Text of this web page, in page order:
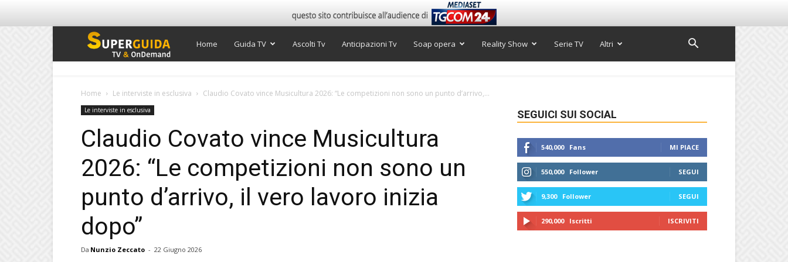
Super
Home Guida TV Ascolti Tv Anticipazioni Tv Soap opera Reality Show Serie TV Altri
Home Le interviste in esclusiva Claudio Covato vince Musicultura 2026: “Le competizioni non sono un punto d’arrivo,...
Le interviste in esclusiva
Claudio Covato vince Musicultura
2026: “Le competizioni non sono un
punto d’arrivo, il vero lavoro inizia
dopo”
Da Nunzio Zeccato - 22 Giugno 2026
SEGUICI SUI SOCIAL
540,000 Fans MI PIACE
550,000 Follower SEGUI
9,300 Follower SEGUI
290,000 Iscritti ISCRIVITI